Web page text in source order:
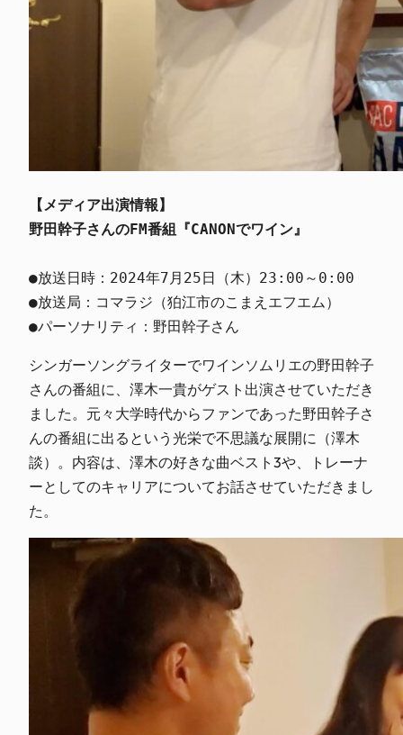
【メディア出演情報】
野田幹子さんのFM番組『CANONでワイン』
●放送日時：2024年7月25日（木）23:00～0:00
●放送局：コマラジ（狛江市のこまえエフエム）
●パーソナリティ：野田幹子さん
シンガーソングライターでワインソムリエの野田幹子
さんの番組に、澤木一貴がゲスト出演させていただき
ました。元々大学時代からファンであった野田幹子さ
んの番組に出るという光栄で不思議な展開に（澤木
談）。内容は、澤木の好きな曲ベスト3や、トレーナ
ーとしてのキャリアについてお話させていただきまし
た。